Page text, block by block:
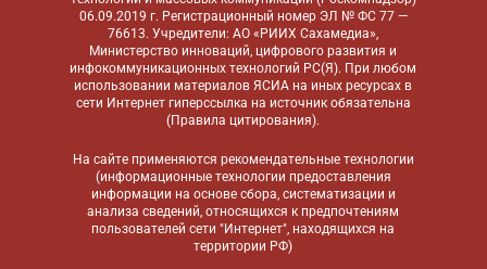
06.09.2019 г. Регистрационный номер ЭЛ № ФС 77 —
76613. Учредители: АО «РИИХ Сахамедиа»,
Министерство инноваций, цифрового развития и
инфокоммуникационных технологий РС(Я). При любом
использовании материалов ЯСИА на иных ресурсах в
сети Интернет гиперссылка на источник обязательна
(Правила цитирования).
На сайте применяются рекомендательные технологии
(информационные технологии предоставления
информации на основе сбора, систематизации и
анализа сведений, относящихся к предпочтениям
пользователей сети "Интернет", находящихся на
территории РФ)